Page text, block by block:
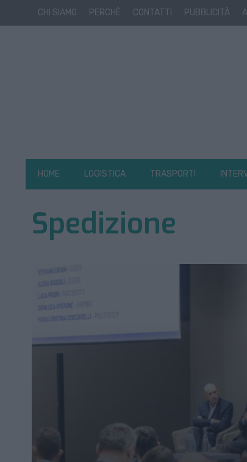
CHI SIAMO PERCHÈ CONTATTI PUBBLICITÀ
HOME LOGISTICA TRASPORTI
Spedizione